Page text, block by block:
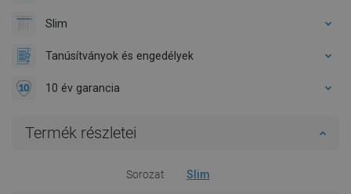
Slim
Tanúsítványok és engedélyek
10 év garancia
Termék részletei
Sorozat Slim